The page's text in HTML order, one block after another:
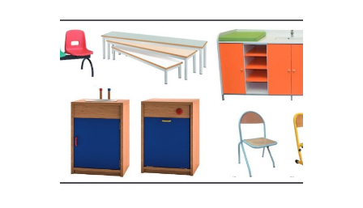
Equipement crèche et
maternelle
MOBILIER SCOLAIRE